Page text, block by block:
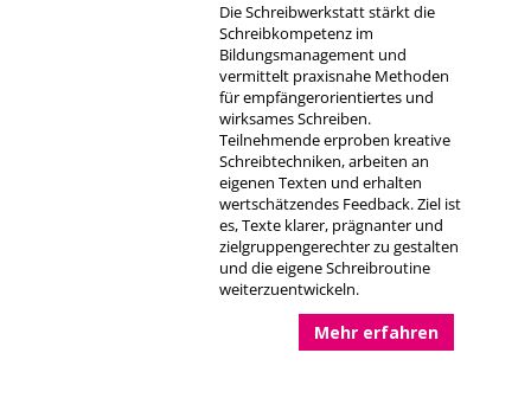
Die Schreibwerkstatt stärkt die
Schreibkompetenz im
Bildungsmanagement und
vermittelt praxisnahe Methoden
für empfängerorientiertes und
wirksames Schreiben.
Teilnehmende erproben kreative
Schreibtechniken, arbeiten an
eigenen Texten und erhalten
wertschätzendes Feedback. Ziel ist
es, Texte klarer, prägnanter und
zielgruppengerechter zu gestalten
und die eigene Schreibroutine
weiterzuentwickeln.
Mehr erfahren